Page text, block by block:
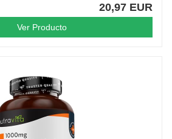
20,97 EUR
Ver Producto